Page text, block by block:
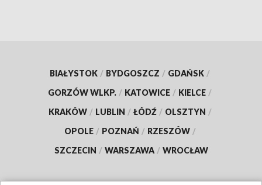
BIAŁYSTOK / BYDGOSZCZ / GDAŃSK /
GORZÓW WLKP. / KATOWICE / KIELCE /
KRAKÓW / LUBLIN / ŁÓDŹ / OLSZTYN /
OPOLE / POZNAŃ / RZESZÓW /
SZCZECIN / WARSZAWA / WROCŁAW